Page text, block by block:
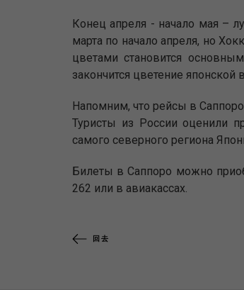
Конец апреля - начало мая –
марта по начало апреля, но
цветами становится
закончится цветение
Напомним, что рейсы в
Туристы из России оценили
самого северного региона
Билеты в Саппоро можно
262 или в авиакассах.
回去